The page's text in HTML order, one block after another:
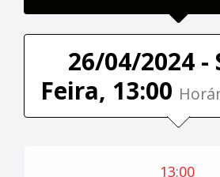
26/04/2024 -
Feira, 13:00
13:00